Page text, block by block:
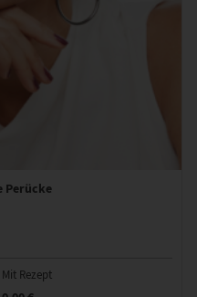
Perücke
Mit Rezept